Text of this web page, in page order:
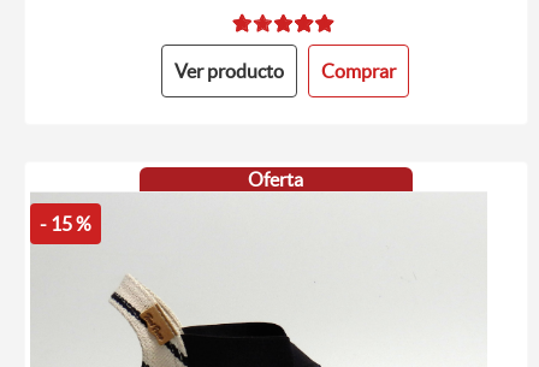
Ver producto Comprar
Oferta
- 15 %